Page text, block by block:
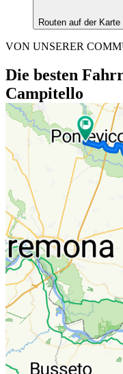
Routen auf der Karte
VON UNSERER
Die besten
Campitello